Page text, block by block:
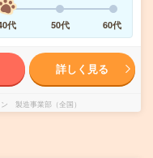
代 50代 60代
詳しく見る
製造事業部（全国）